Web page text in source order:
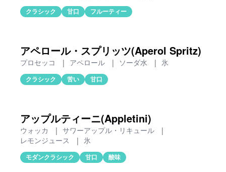
クラシック 甘口 フルーティー
アペロール・スプリッツ(Aperol Spritz)
プロセッコ | アペロール | ソーダ水 | 氷
クラシック 苦い 甘口
アップルティーニ(Appletini)
ウォッカ | サワーアップル・リキュール
|
レモンジュース
| 氷
モダンクラシック 甘口 酸味